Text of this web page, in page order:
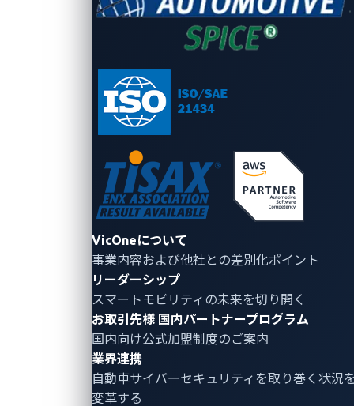
VicOneについて
事業内容および他社との差別化ポイント
リーダーシップ
スマートモビリティの未来を切り開く
お取引先様 国内パートナープログラム
国内向け公式加盟制度のご案内
業界連携
自動車サイバーセキュリティ を取り巻く状況
変革する
ISO 15118はEV充電のセキュリティを確
保するのに十分か？
ISO 15118は、よりスマートで安全な電気自動車（EV）
充電を約束する一方で、新たなリスクももたらします。
VicOneの最新のホワイトペーパーから、EV充電インフ
ラに潜むリスクとその対策を明らかにします。
Automotive Cybersecurity EV charging